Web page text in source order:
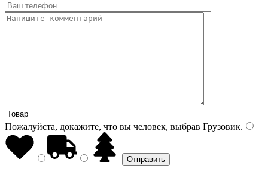
Пожалуйста, докажите, что вы человек, выбрав Грузовик.